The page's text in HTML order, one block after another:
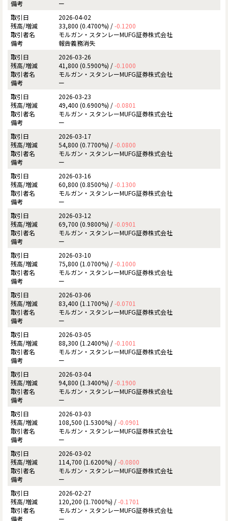
ー
2026-04-02
33,800 (0.4700%) /-0.1200
モルガン・スタンレーMUFG証券株式会社
報告義務消失
2026-03-26
41,800 (0.5900%) /-0.1000
モルガン・スタンレーMUFG証券株式会社
ー
2026-03-23
49,400 (0.6900%) /-0.0801
モルガン・スタンレーMUFG証券株式会社
ー
2026-03-17
54,800 (0.7700%) /-0.0800
モルガン・スタンレーMUFG証券株式会社
ー
2026-03-16
60,800 (0.8500%) /-0.1300
モルガン・スタンレーMUFG証券株式会社
ー
2026-03-12
69,700 (0.9800%) /-0.0901
モルガン・スタンレーMUFG証券株式会社
ー
2026-03-10
75,800 (1.0700%) /-0.1000
モルガン・スタンレーMUFG証券株式会社
ー
2026-03-06
83,400 (1.1700%) /-0.0701
モルガン・スタンレーMUFG証券株式会社
ー
2026-03-05
88,300 (1.2400%) /-0.1001
モルガン・スタンレーMUFG証券株式会社
ー
2026-03-04
94,800 (1.3400%) /-0.1900
モルガン・スタンレーMUFG証券株式会社
ー
2026-03-03
108,500 (1.5300%) /-0.0901
モルガン・スタンレーMUFG証券株式会社
ー
2026-03-02
114,700 (1.6200%) /-0.0800
モルガン・スタンレーMUFG証券株式会社
ー
2026-02-27
120,200 (1.7000%) /-0.1701
モルガン・スタンレーMUFG証券株式会社
ー